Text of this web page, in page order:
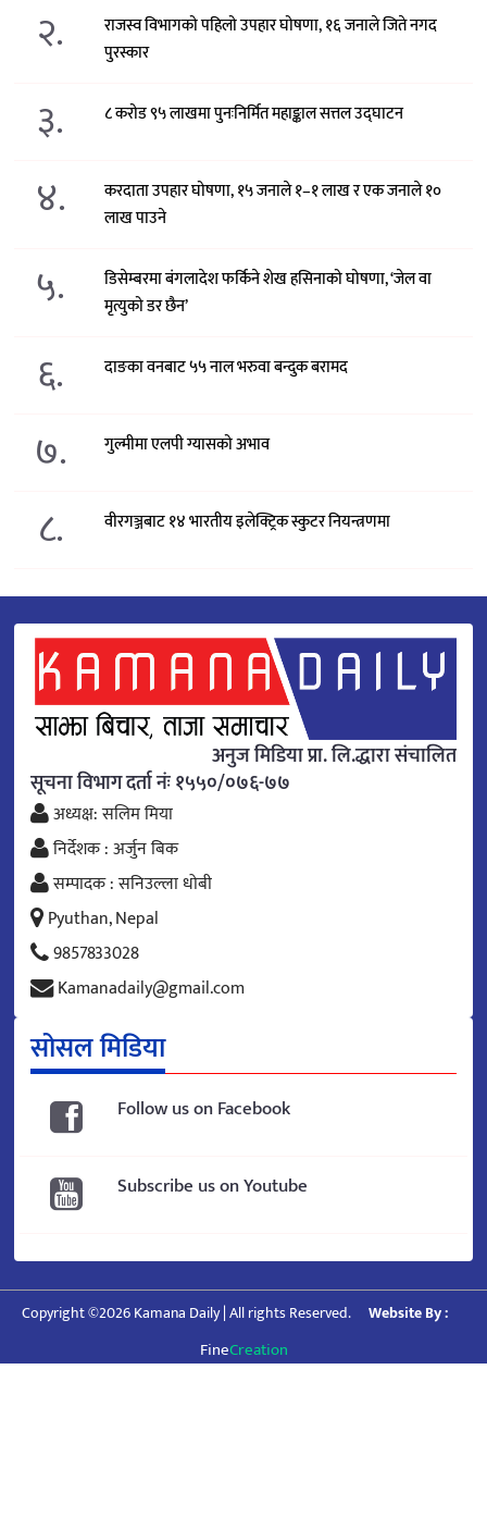
२.
राजस्व विभागको पहिलो उपहार घोषणा, १६ जनाले जिते नगद
पुरस्कार
३. ८ करोड ९५ लाखमा पुनःनिर्मित महाङ्काल सत्तल उद्घाटन
४.
करदाता उपहार घोषणा, १५ जनाले १–१ लाख र एक जनाले १०
लाख पाउने
५.
डिसेम्बरमा बंगलादेश फर्किने शेख हसिनाको घोषणा, ‘जेल वा
मृत्युको डर छैन’
६. दाङका वनबाट ५५ नाल भरुवा बन्दुक बरामद
७. गुल्मीमा एलपी ग्यासको अभाव
८. वीरगञ्जबाट १४ भारतीय इलेक्ट्रिक स्कुटर नियन्त्रणमा
अनुज मिडिया प्रा. लि.द्धारा संचालित
सूचना विभाग दर्ता नंः १५५०/०७६-७७
अध्यक्ष: सलिम मिया
निर्देशक : अर्जुन बिक
सम्पादक : सनिउल्ला धोबी
Pyuthan, Nepal
9857833028
Kamanadaily@gmail.com
सोसल मिडिया
Follow us on Facebook
Subscribe us on Youtube
Copyright ©2026 Kamana Daily | All rights Reserved. Website By :
FineCreation